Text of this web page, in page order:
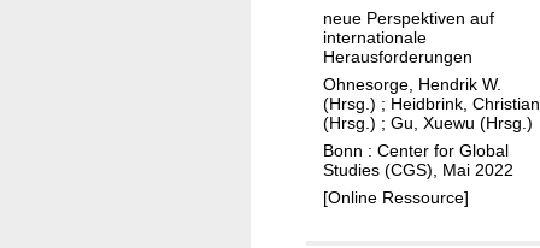
c
e
f
o
r
5
G
e
,
M
e
n
s
c
neue Perspektiven auf
internationale
Herausforderungen
Ohnesorge, Hendrik W.
(Hrsg.) ; Heidbrink,
(Hrsg.) ; Gu, Xuewu (Hrsg.)
Bonn : Center for Global
Studies (CGS), Mai 2022
[Online Ressource]